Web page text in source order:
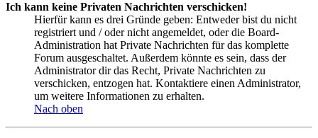
Ich kann keine Privaten Nachrichten verschicken!
Hierfür kann es drei Gründe geben: Entweder bist du nicht
registriert und / oder nicht angemeldet, oder die Board-
Administration hat Private Nachrichten für das komplette
Forum ausgeschaltet. Außerdem könnte es sein, dass der
Administrator dir das Recht, Private Nachrichten zu
verschicken, entzogen hat. Kontaktiere einen Administrator,
um weitere Informationen zu erhalten.
Nach oben